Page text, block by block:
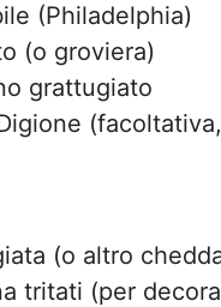
(Philadelphia)
(o groviera)
grattugiato
(o altro
tritati (per